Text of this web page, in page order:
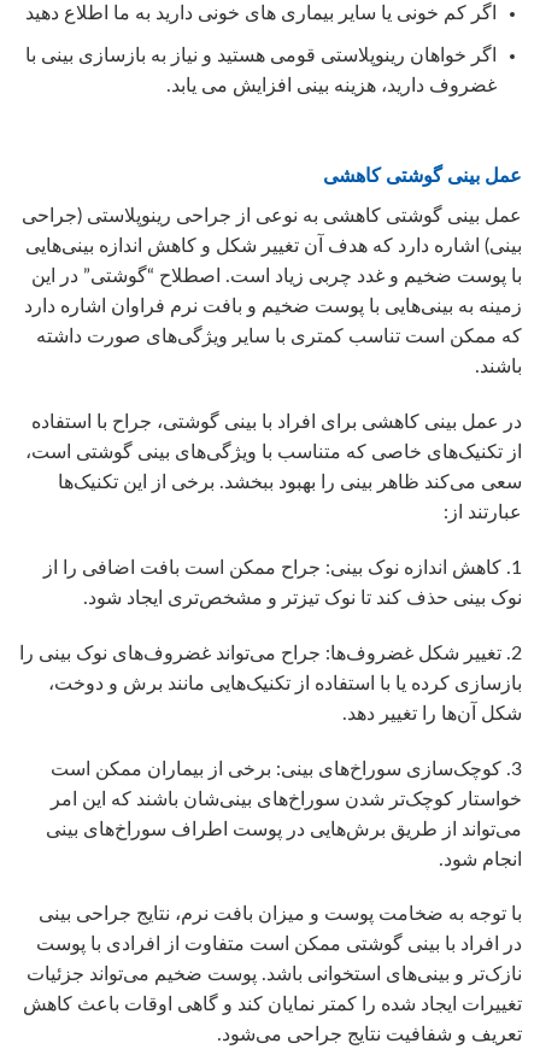
اگر کم خونی یا سایر بیماری های خونی دارید به ما اطلاع دهید
اگر خواهان رینوپلاستی قومی هستید و نیاز به بازسازی بینی با
غضروف دارید، هزینه بینی افزایش می یابد.
عمل بینی گوشتی کاهشی
عمل بینی گوشتی کاهشی به نوعی از جراحی رینوپلاستی (جراحی
بینی) اشاره دارد که هدف آن تغییر شکل و کاهش اندازه بینی‌هایی
با پوست ضخیم و غدد چربی زیاد است. اصطلاح “گوشتی” در این
زمینه به بینی‌هایی با پوست ضخیم و بافت نرم فراوان اشاره دارد
که ممکن است تناسب کمتری با سایر ویژگی‌های صورت داشته
باشند.
در عمل بینی کاهشی برای افراد با بینی گوشتی، جراح با استفاده
از تکنیک‌های خاصی که متناسب با ویژگی‌های بینی گوشتی است،
سعی می‌کند ظاهر بینی را بهبود ببخشد. برخی از این تکنیک‌ها
عبارتند از:
1. کاهش اندازه نوک بینی: جراح ممکن است بافت اضافی را از
نوک بینی حذف کند تا نوک تیزتر و مشخص‌تری ایجاد شود.
2. تغییر شکل غضروف‌ها: جراح می‌تواند غضروف‌های نوک بینی را
بازسازی کرده یا با استفاده از تکنیک‌هایی مانند برش و دوخت،
شکل آن‌ها را تغییر دهد.
3. کوچک‌سازی سوراخ‌های بینی: برخی از بیماران ممکن است
خواستار کوچک‌تر شدن سوراخ‌های بینی‌شان باشند که این امر
می‌تواند از طریق برش‌هایی در پوست اطراف سوراخ‌های بینی
انجام شود.
با توجه به ضخامت پوست و میزان بافت نرم، نتایج جراحی بینی
در افراد با بینی گوشتی ممکن است متفاوت از افرادی با پوست
نازک‌تر و بینی‌های استخوانی باشد. پوست ضخیم می‌تواند جزئیات
تغییرات ایجاد شده را کمتر نمایان کند و گاهی اوقات باعث کاهش
تعریف و شفافیت نتایج جراحی می‌شود.